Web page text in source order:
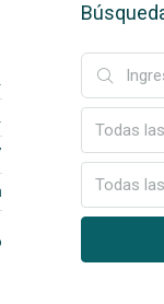
Todas
Todas